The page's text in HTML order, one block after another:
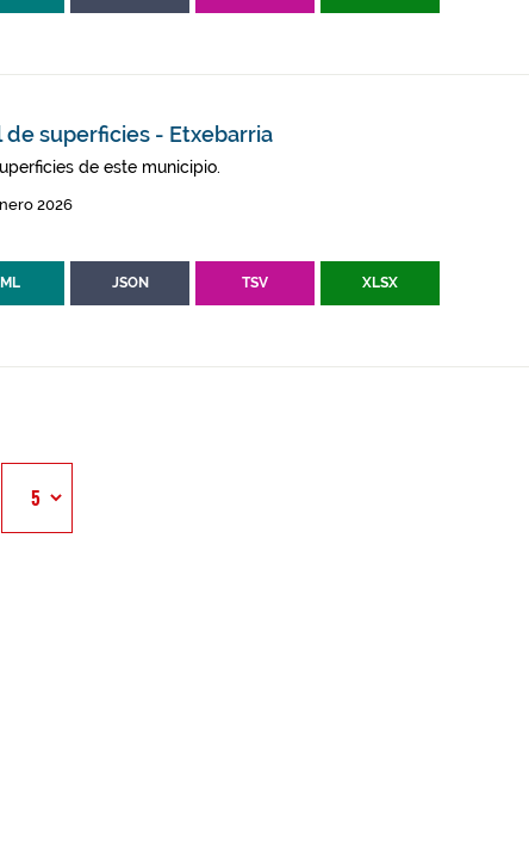
de superficies - Etxebarria
de este municipio.
2026
JSON TSV XLSX